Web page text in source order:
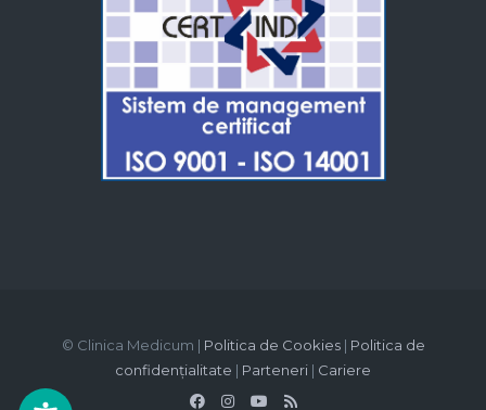
© Clinica Medicum | Politica de Cookies| Politica de
confidențialitate | Parteneri | Cariere